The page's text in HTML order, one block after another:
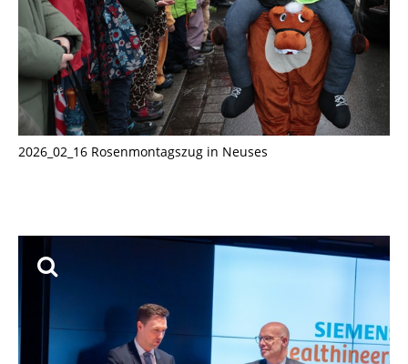
2026_02_16 Rosenmontagszug in Neuses